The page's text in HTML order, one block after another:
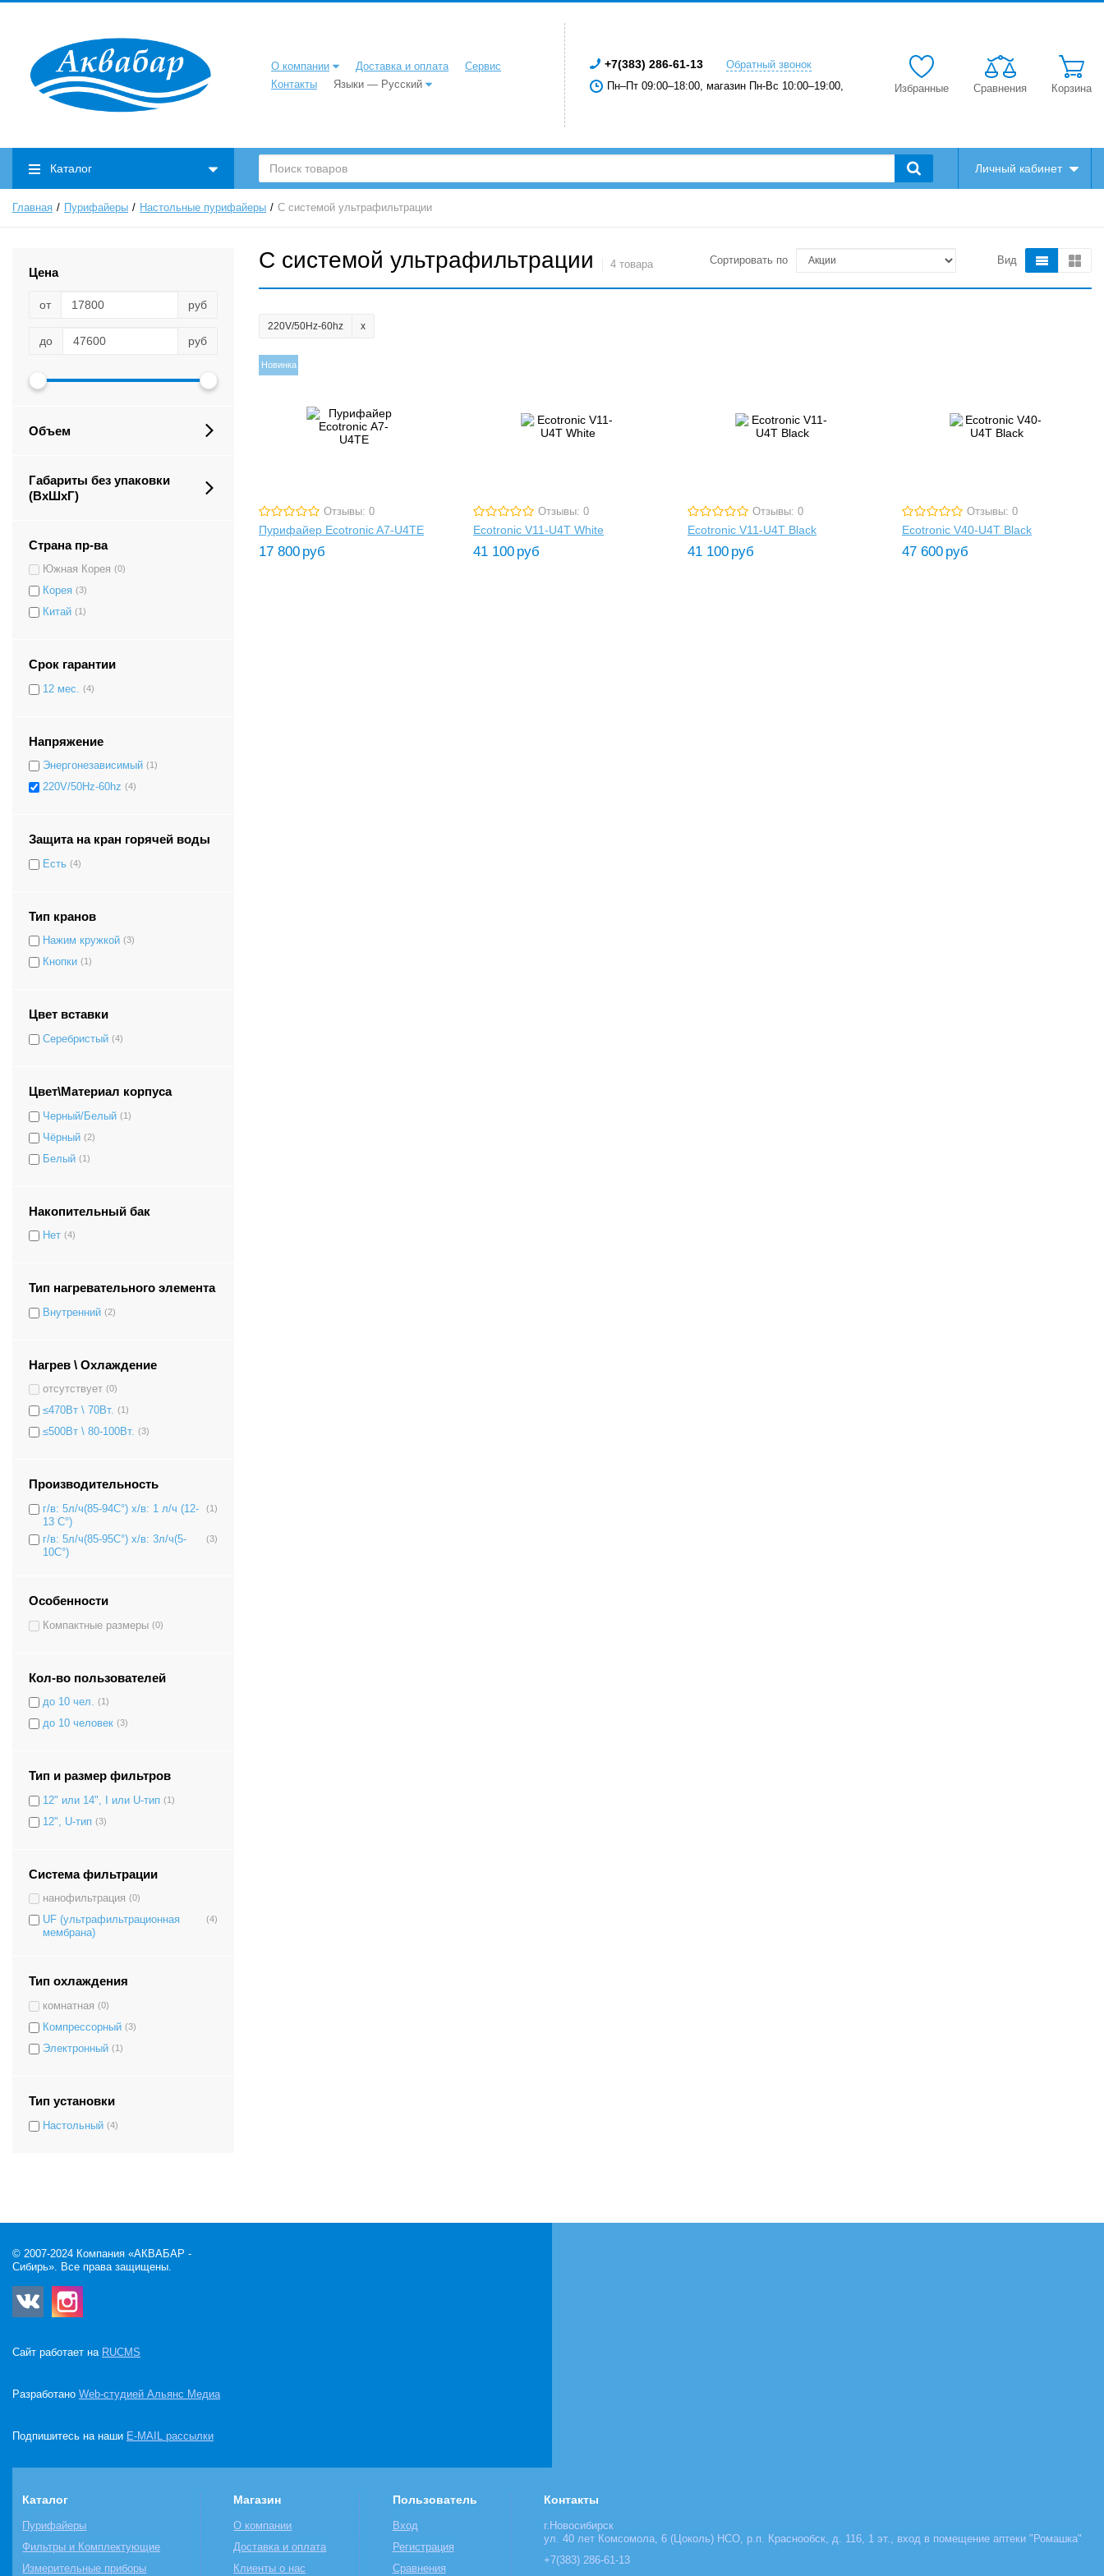
О компании Доставка и оплата
Сервис
Контакты
Языки — Русский
+7(383) 286-61-13
Обратный звонок
Пн–Пт 09:00–18:00, магазин Пн-Вс 10:00–19:00,
Избранные Сравнения Корзина
Каталог Личный кабинет
Главная Пурифайеры Настольные пурифайеры С системой ультрафильтрации
Цена
от руб
до руб
Объем
Габариты без упаковки
(ВxШxГ)
Страна пр-ва
Южная Корея (0)
Корея (3)
Китай (1)
Срок гарантии
12 мес. (4)
Напряжение
Энергонезависимый (1)
220V/50Hz-60hz (4)
Защита на кран горячей воды
Есть (4)
Тип кранов
Нажим кружкой (3)
Кнопки (1)
Цвет вставки
Серебристый (4)
Цвет\Материал корпуса
Черный/Белый (1)
Чёрный (2)
Белый (1)
Накопительный бак
Нет (4)
Тип нагревательного элемента
Внутренний (2)
Нагрев \ Охлаждение
отсутствует (0)
≤470Вт \ 70Вт. (1)
≤500Вт \ 80-100Вт. (3)
Производительность
г/в: 5л/ч(85-94C°) х/в: 1 л/ч (12-
13 C°)
(1)
г/в: 5л/ч(85-95C°) х/в: 3л/ч(5-
10C°)
(3)
Особенности
Компактные размеры (0)
Кол-во пользователей
до 10 чел. (1)
до 10 человек (3)
Тип и размер фильтров
12" или 14", I или U-тип (1)
12", U-тип (3)
Система фильтрации
нанофильтрация (0)
UF (ультрафильтрационная
мембрана)
(4)
Тип охлаждения
комнатная (0)
Компрессорный (3)
Электронный (1)
Тип установки
Настольный (4)
С системой ультрафильтрации 4 товара Сортировать по Вид
220V/50Hz-60hz
Новинка
Отзывы: 0
Пурифайер Ecotronic A7-U4TE
17 800 руб
Отзывы: 0
Ecotronic V11-U4T White
41 100 руб
Отзывы: 0
Ecotronic V11-U4T Black
41 100 руб
Отзывы: 0
Ecotronic V40-U4T Black
47 600 руб
© 2007-2024 Компания «АКВАБАР -
Сибирь». Все права защищены.
Сайт работает на RUCMS
Разработано Web-студией Альянс Медиа
Подпишитесь на наши E-MAIL рассылки
Каталог
Пурифайеры
Фильтры и Комплектующие
Измерительные приборы
Магазин
О компании
Доставка и оплата
Клиенты о нас
Пользователь
Вход
Регистрация
Сравнения
Контакты
г.Новосибирск
ул. 40 лет Комсомола, 6 (Цоколь) НСО, р.п. Краснообск, д. 116, 1 эт., вход в помещение аптеки "Ромашка"
+7(383) 286-61-13